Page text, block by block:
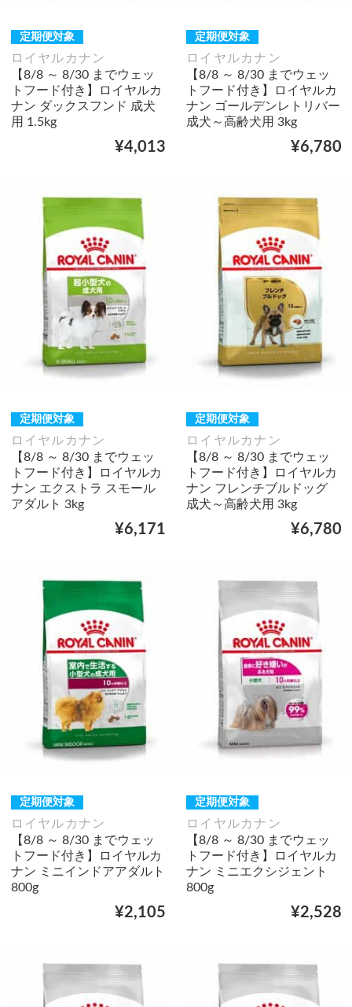
定期便対象
ロイヤルカナン
【8/8 ～ 8/30 までウェッ
トフード付き】ロイヤルカ
ナン ダックスフンド 成犬
用 1.5kg
¥4,013
定期便対象
ロイヤルカナン
【8/8 ～ 8/30 までウェッ
トフード付き】ロイヤルカ
ナン ゴールデンレトリバー
成犬～高齢犬用 3kg
¥6,780
定期便対象
ロイヤルカナン
【8/8 ～ 8/30 までウェッ
トフード付き】ロイヤルカ
ナン エクストラ スモール
アダルト 3kg
¥6,171
定期便対象
ロイヤルカナン
【8/8 ～ 8/30 までウェッ
トフード付き】ロイヤルカ
ナン フレンチブルドッグ
成犬～高齢犬用 3kg
¥6,780
定期便対象
ロイヤルカナン
【8/8 ～ 8/30 までウェッ
トフード付き】ロイヤルカ
ナン ミニインドアアダルト
800g
¥2,105
定期便対象
ロイヤルカナン
【8/8 ～ 8/30 までウェッ
トフード付き】ロイヤルカ
ナン ミニエクシジェント
800g
¥2,528